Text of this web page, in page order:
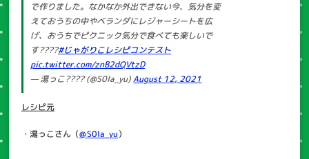
で作りました。なかなか外出できない今、気分を変
えておうちの中やベランダにレジャーシートを広
げ、おうちでピクニック気分で食べても楽しいで
す????#じゃがりこレシピコンテスト
pic.twitter.com/znB2dQVtzD
— 湯っこ???? (@S0la_yu)August 12, 2021
レシピ元
・湯っこさん（@S0la_yu）